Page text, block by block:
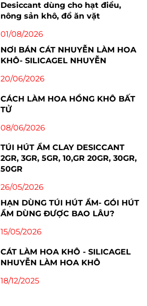
Desiccant dùng cho hạt điều,
nông sản khô, đồ ăn vặt
01/08/2026
NƠI BÁN CÁT NHUYỄN LÀM HOA
KHÔ- SILICAGEL NHUYỄN
20/06/2026
CÁCH LÀM HOA HỒNG KHÔ BẤT
TỬ
08/06/2026
TÚI HÚT ẨM CLAY DESICCANT
2GR, 3GR, 5GR, 10,GR 20GR, 30GR,
50GR
26/05/2026
HẠN DÙNG TÚI HÚT ẨM- GÓI HÚT
ẨM DÙNG ĐƯỢC BAO LÂU?
15/05/2026
CÁT LÀM HOA KHÔ - SILICAGEL
NHUYỄN LÀM HOA KHÔ
18/12/2025